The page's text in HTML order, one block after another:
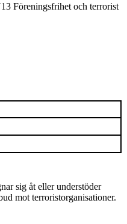
Föreningsfrihet och terrorist
sig åt eller understöder
mot terroristorganisationer.